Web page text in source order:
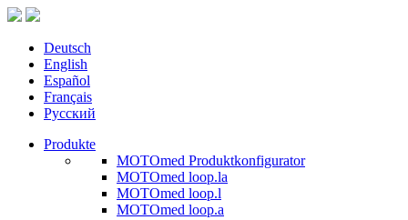
Deutsch
English
Español
Français
Русский
Produkte
MOTOmed Produktkonfigurator
MOTOmed loop.la
MOTOmed loop.l
MOTOmed loop.a